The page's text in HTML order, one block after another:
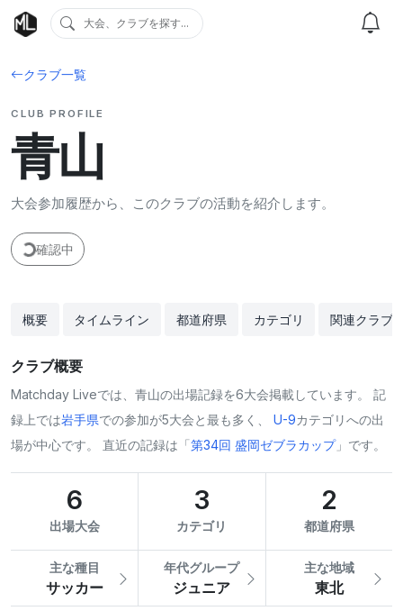
大会、クラブを探す...
クラブ一覧
CLUB PROFILE
青山
大会参加履歴から、このクラブの活動を紹介します。
確認中
概要 タイムライン 都道府県 カテゴリ 関連クラブ
クラブ概要
Matchday Liveでは、青山の出場記録を6大会掲載しています。 記
録上では岩手県での参加が5大会と最も多く、 U-9カテゴリへの出
場が中心です。 直近の記録は「第34回 盛岡ゼブラカップ」です。
6
出場大会
3
カテゴリ
2
都道府県
主な種目
サッカー
年代グループ
ジュニア
主な地域
東北